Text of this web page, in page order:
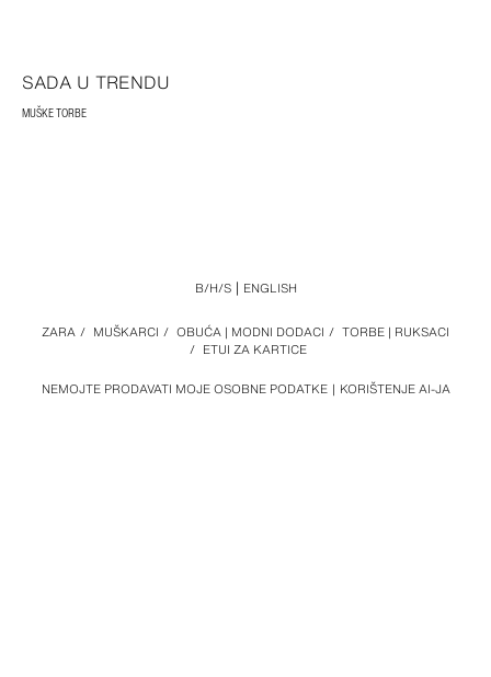
SADA U TRENDU
MUŠKE TORBE
NEMOJTE PRODAVATI MOJE OSOBNE PODATKE KORIŠTENJE AI-JA
ZARA / MUŠKARCI / OBUĆA | MODNI DODACI / TORBE | RUKSACI
/ ETUI ZA KARTICE
B/H/S ENGLISH